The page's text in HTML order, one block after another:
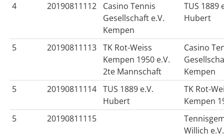
4
20190811112
Casino Tennis
Gesellschaft e.V.
Kempen
TUS 1889
Hubert
5 20190811113 TK Rot-Weiss
Kempen 1950 e.V.
2te Mannschaft
Casino
Kempen
5
20190811114 TUS 1889 e.V.
Hubert
TK Rot-
Kempen
5
20190811115
Willich e.V.